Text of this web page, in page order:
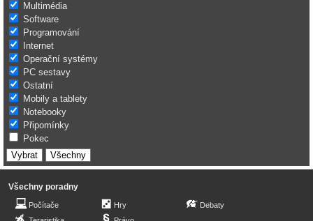
Multimédia
Software
Programování
Internet
Operační systémy
PC sestavy
Ostatní
Mobily a tablety
Notebooky
Připomínky
Pokec
Všechny poradny
Počítače
Hry
Debaty